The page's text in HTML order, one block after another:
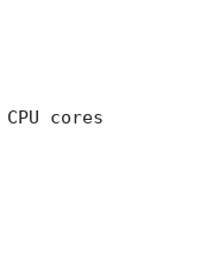
cores